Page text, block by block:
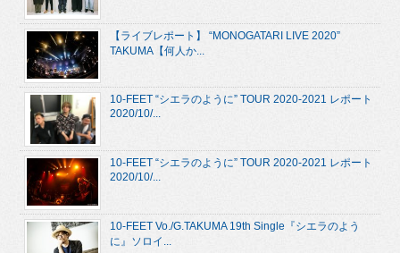
【ライブレポート】 “MONOGATARI LIVE 2020”
TAKUMA【何人か...
10-FEET “シエラのように” TOUR 2020-2021 レポート
2020/10/...
10-FEET “シエラのように” TOUR 2020-2021 レポート
2020/10/...
10-FEET Vo./G.TAKUMA 19th Single『シエラのよう
に』ソロイ...